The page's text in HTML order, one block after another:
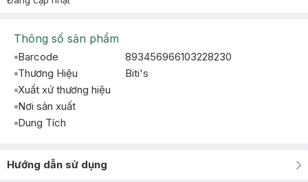
Thông số sản phẩm
Barcode
893456966103228230
Thương Hiệu
Biti's
Xuất xứ thương hiệu
Nơi sản xuất
Dung Tích
Hướng dẫn sử dụng